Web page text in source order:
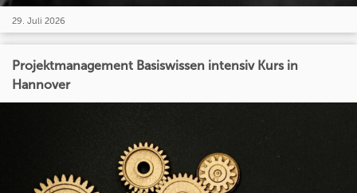
29. Juli 2026
Projektmanagement Basiswissen intensiv Kurs in
Hannover